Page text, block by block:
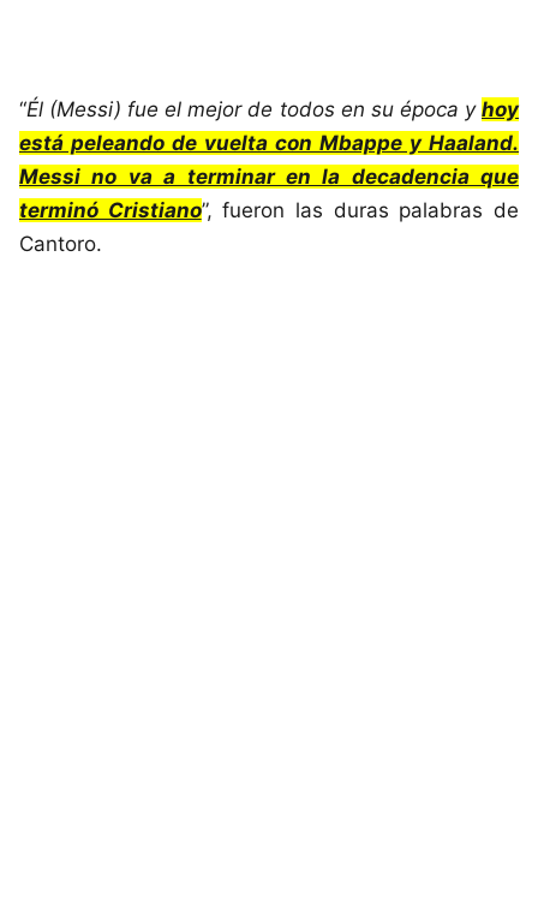
“Él (Messi) fue el mejor de todos en su época y hoy
está peleando de vuelta con Mbappe y Haaland.
Messi no va a terminar en la decadencia que
terminó Cristiano”, fueron las duras palabras de
Cantoro.